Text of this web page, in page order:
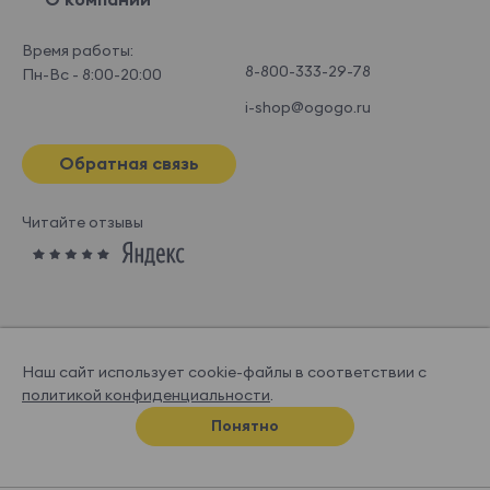
Время работы:
Пн-Вс - 8:00-20:00
8-800-333-29-78
i-shop@ogogo.ru
Обратная связь
Читайте отзывы
© OGOGOHOME, 2026
Спроектировано и нарисовано вСупрематике
Наш сайт использует cookie-файлы в соответствии с
политикой конфиденциальности.
Понятно